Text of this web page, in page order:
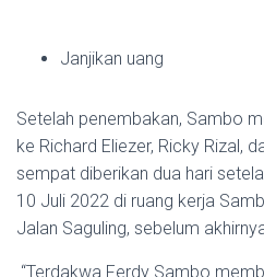
Janjikan uang
Setelah penembakan, Sambo
ke Richard Eliezer, Ricky Rizal,
sempat diberikan dua hari
10 Juli 2022 di ruang kerja
Jalan Saguling, sebelum
“Terdakwa Ferdy Sambo